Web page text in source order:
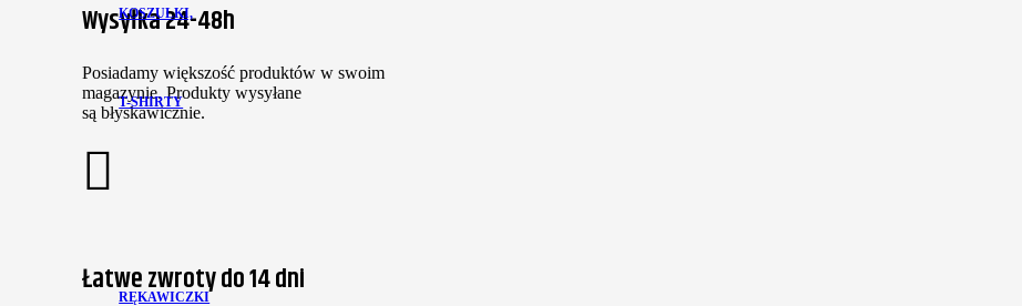
KOSZULKI,
T-SHIRTY
RĘKAWICZKI
Wysyłka 24-48h
Posiadamy większość produktów w swoim
magazynie. Produkty wysyłane
są błyskawicznie.
Łatwe zwroty do 14 dni